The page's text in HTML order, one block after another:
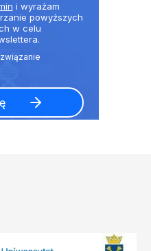
i wyrażam
powyższych
w celu